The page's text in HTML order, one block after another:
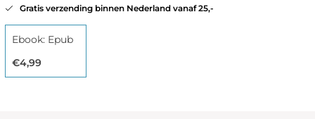
Gratis verzending binnen Nederland vanaf 25,-
Ebook: Epub
€4,99